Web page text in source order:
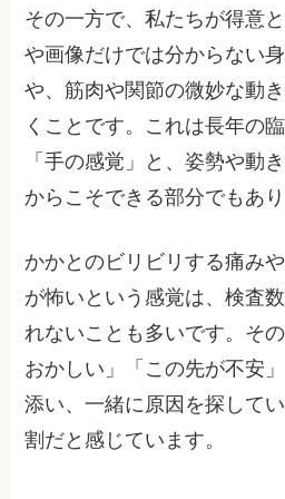
その一方で、私たちが得意
や画像だけでは分からない
や、筋肉や関節の微妙な動
くことです。これは長年の
「手の感覚」と、姿勢や動
からこそできる部分でもあり
かかとのビリビリする痛み
が怖いという感覚は、検査
れないことも多いです。そ
おかしい」「この先が不安
添い、一緒に原因を探して
割だと感じています。